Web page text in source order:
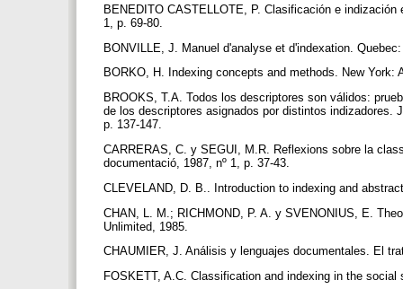
BENEDITO CASTELLOTE, P. Clasificación e
1, p. 69-80.
BONVILLE, J. Manuel d'analyse et d'indexation.
BORKO, H. Indexing concepts and methods. New
BROOKS, T.A. Todos los descriptores son válidos:
de los descriptores asignados por distintos indizadores.
p. 137-147.
CARRERAS, C. y SEGUI, M.R. Reflexions sobre la
documentació, 1987, nº 1, p. 37-43.
CLEVELAND, D. B.. Introduction to indexing and
CHAN, L. M.; RICHMOND, P. A. y SVENONIUS, E.
Unlimited, 1985.
CHAUMIER, J. Análisis y lenguajes documentales. El
FOSKETT, A.C. Classification and indexing in the